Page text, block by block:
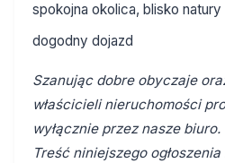
spokojna okolica, blisko natury
dogodny dojazd
Szanując dobre obyczaje
właścicieli nieruchomości
wyłącznie przez nasze biuro.
Treść niniejszego